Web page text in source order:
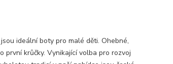
ideální boty pro malé děti. Ohebné,
první krůčky. Vynikající volba pro rozvoj